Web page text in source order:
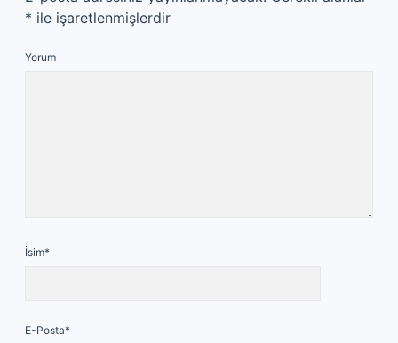
* ile işaretlenmişlerdir
Yorum
İsim*
E-Posta*